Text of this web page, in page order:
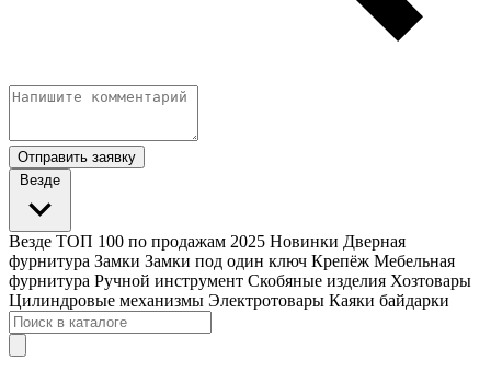
Отправить заявку
Везде
Везде ТОП 100 по продажам 2025 Новинки Дверная
фурнитура Замки Замки под один ключ Крепёж Мебельная
фурнитура Ручной инструмент Скобяные изделия Хозтовары
Цилиндровые механизмы Электротовары Каяки байдарки